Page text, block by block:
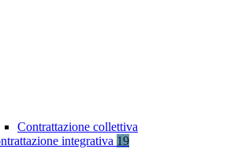
Contrattazione collettiva
integrativa 19